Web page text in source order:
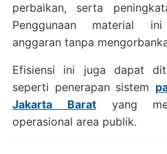
perbaikan, serta
Penggunaan material
anggaran tanpa
Efisiensi ini juga dapat
seperti penerapan sistem
Jakarta Baratyang
operasional area publik.